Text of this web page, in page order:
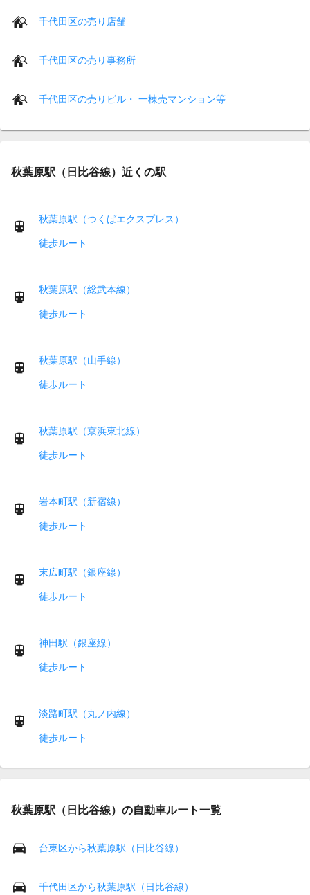
千代田区の売り店舗
千代田区の売り事務所
千代田区の売りビル・ 一棟売マンション等
秋葉原駅（日比谷線）近くの駅
秋葉原駅（つくばエクスプレス）
徒歩ルート
秋葉原駅（総武本線）
徒歩ルート
秋葉原駅（山手線）
徒歩ルート
秋葉原駅（京浜東北線）
徒歩ルート
岩本町駅（新宿線）
徒歩ルート
末広町駅（銀座線）
徒歩ルート
神田駅（銀座線）
徒歩ルート
淡路町駅（丸ノ内線）
徒歩ルート
秋葉原駅（日比谷線）の自動車ルート一覧
台東区から秋葉原駅（日比谷線）
千代田区から秋葉原駅（日比谷線）